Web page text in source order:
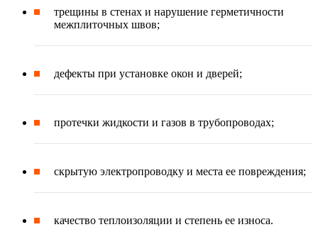
трещины в стенах и нарушение герметичности
межплиточных швов;
дефекты при установке окон и дверей;
протечки жидкости и газов в трубопроводах;
скрытую электропроводку и места ее повреждения;
качество теплоизоляции и степень ее износа.